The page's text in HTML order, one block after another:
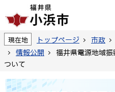
現在地 トップページ 市政
情報公開
福井県電源地域振
ついて